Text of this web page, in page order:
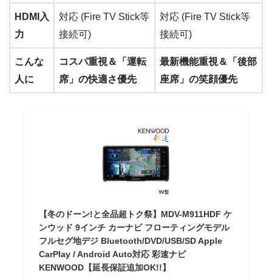
HDMI入
力
対応 (Fire TV Stick等
接続可)
対応 (Fire TV Stick等
接続可)
こんな
人に
コスパ重視＆「運転
席」の快適さ優先
最新機能重視＆「後部
座席」の笑顔優先
【冬のドーン!と全品超トク祭】MDV-M911HDF ケ
ンウッド 9インチ カーナビ フローティングモデル
フルセグ地デジ Bluetooth/DVD/USB/SD Apple
CarPlay / Android Auto対応 彩速ナビ
KENWOOD【延長保証追加OK!!】